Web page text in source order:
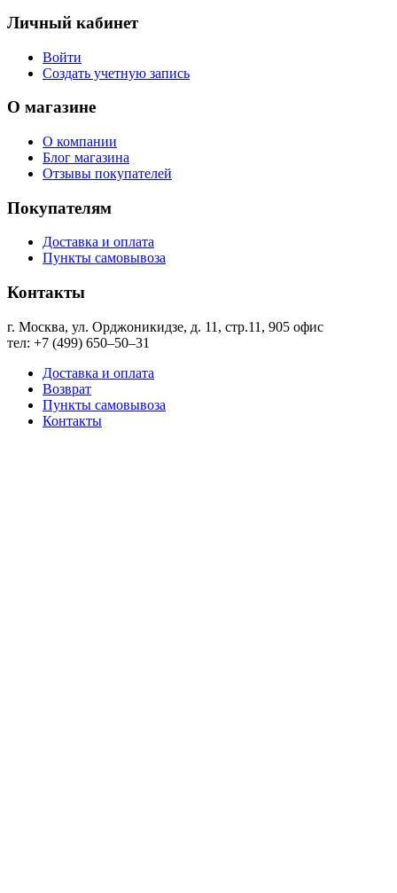
Личный кабинет
Войти
Создать учетную запись
О магазине
О компании
Блог магазина
Отзывы покупателей
Покупателям
Доставка и оплата
Пункты самовывоза
Контакты
г. Москва, ул. Орджоникидзе, д. 11, стр.11, ​905 офис
тел: +7 (499) 650‒50‒31
Доставка и оплата
Возврат
Пункты самовывоза
Контакты